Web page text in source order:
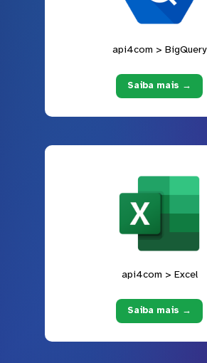
api4com > BigQuery
Saiba mais →
api4com > Excel
Saiba mais →